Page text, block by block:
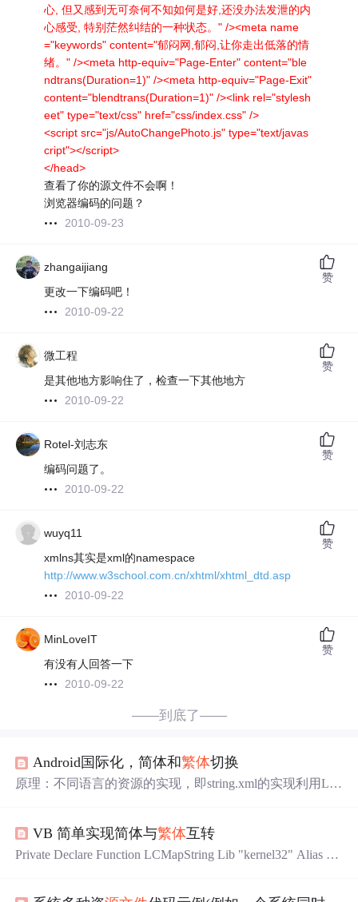
心, 但又感到无可奈何不知如何是好,还没办法发泄的内
心感受, 特别茫然纠结的一种状态。" /><meta name
="keywords" content="郁闷网,郁闷,让你走出低落的情
绪。" /><meta http-equiv="Page-Enter" content="ble
ndtrans(Duration=1)" /><meta http-equiv="Page-Exit"
content="blendtrans(Duration=1)" /><link rel="stylesh
eet" type="text/css" href="css/index.css" />
<script src="js/AutoChangePhoto.js" type="text/javas
cript"></script>
</head>
查看了你的源文件不会啊！
浏览器编码的问题？
2010-09-23
zhangaijiang
更改一下编码吧！
2010-09-22
赞
微工程
是其他地方影响住了，检查一下其他地方
2010-09-22
赞
Rotel-刘志东
编码问题了。
2010-09-22
赞
wuyq11
xmlns其实是xml的namespace
http://www.w3school.com.cn/xhtml/xhtml_dtd.asp
2010-09-22
赞
MinLoveIT
有没有人回答一下
2010-09-22
赞
——到底了——
Android国际化，简体和繁体切换
原理：不同语言的资源的实现，即string.xml的实现利用Loc
根据需要选择建立对应语言的资源文件
统会自动生成 3、在对应的资源文件 夹下面新建string.xml
VB 简单实现简体与繁体互转
Private Declare Function LCMapString Lib "kernel32" Alias "L